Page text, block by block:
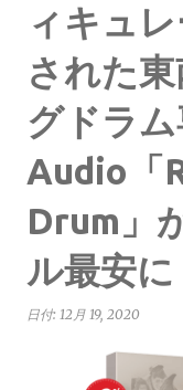
ィキュ
された
グドラ
Audio「
Drum」
ル最安に
日付: 12月 19, 2020